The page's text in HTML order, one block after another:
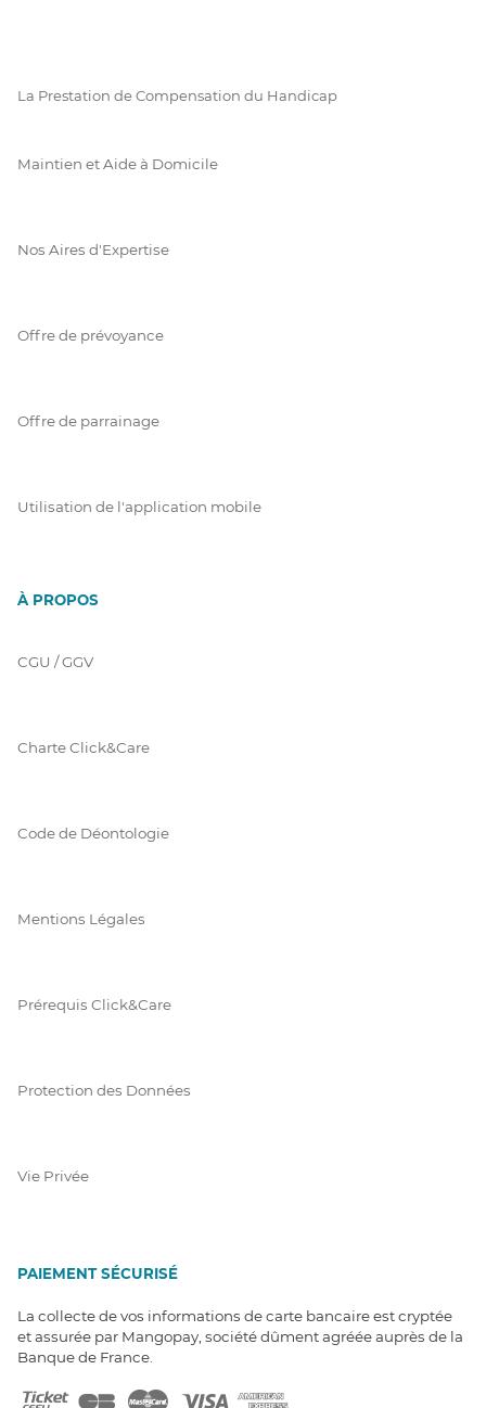
La Prestation de Compensation du Handicap
Maintien et Aide à Domicile
Nos Aires d'Expertise
Offre de prévoyance
Offre de parrainage
Utilisation de l'application mobile
À PROPOS
CGU / GGV
Charte Click&Care
Code de Déontologie
Mentions Légales
Prérequis Click&Care
Protection des Données
Vie Privée
PAIEMENT SÉCURISÉ
La collecte de vos informations de carte bancaire est cryptée
et assurée par Mangopay, société dûment agréée auprès de la
Banque de France.